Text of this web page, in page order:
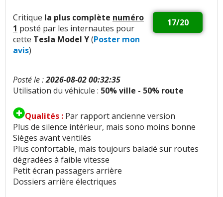
17/20
Critique la plus complète numéro
1 posté par les internautes pour
cette Tesla Model Y(Poster mon
avis)
Posté le :2026-08-02 00:32:35
Utilisation du véhicule : 50% ville - 50% route
Qualités : Par rapport ancienne version
Plus de silence intérieur, mais sono moins bonne
Sièges avant ventilés
Plus confortable, mais toujours baladé sur routes
dégradées à faible vitesse
Petit écran passagers arrière
Dossiers arrière électriques